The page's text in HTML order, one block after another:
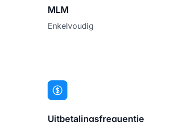
MLM
Enkelvoudig
Uitbetalingsfrequentie